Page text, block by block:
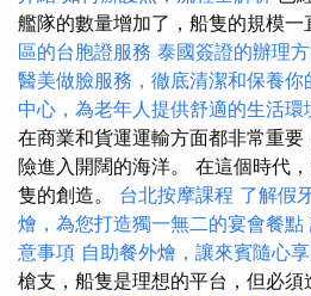
艦隊的數量增加了，船隻的規模一
區的台胞證服務 泰國簽證的辦理
醫美做臉服務，徹底清潔和保養你
中心，為老年人提供舒適的生活環
在商業和貨運運輸方面都非常重
險進入開闊的海洋。 在這個時代
隻的創造。 台北按摩課程 了解假
燴，為您打造獨一無二的宴會餐點
意事項 自助餐外燴，讓來賓隨心
槍支，船隻是理想的平台，但必須